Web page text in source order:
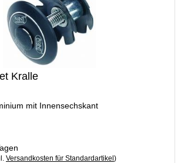
Kralle
mit Innensechskant
Versandkosten für Standardartikel )